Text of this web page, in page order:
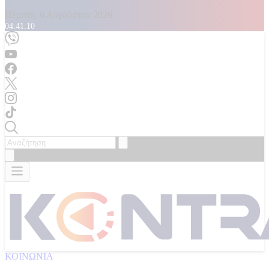
04:41:12
ΚΟΙΝΩΝΙΑ